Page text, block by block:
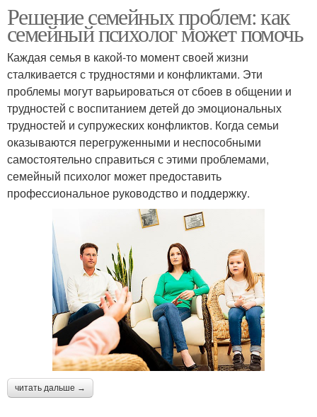
Решение семейных проблем: как
семейный психолог может помочь
Каждая семья в какой-то момент своей жизни
сталкивается с трудностями и конфликтами. Эти
проблемы могут варьироваться от сбоев в общении и
трудностей с воспитанием детей до эмоциональных
трудностей и супружеских конфликтов. Когда семьи
оказываются перегруженными и неспособными
самостоятельно справиться с этими проблемами,
семейный психолог может предоставить
профессиональное руководство и поддержку.
читать дальше →